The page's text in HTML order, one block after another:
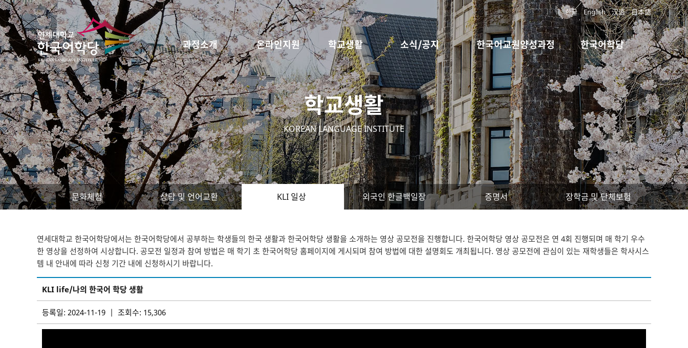
한글 English 汉语 日本語
과정소개 온라인지원 학교생활 소식/공지 한국어교원양성과정 한국어학당
학교생활
KOREAN LANGUAGE INSTITUTE
문화체험 상담 및 언어교환 KLI 일상 외국인 한글백일장 증명서 장학금 및 단체보험
연세대학교 한국어학당에서는 한국어학당에서 공부하는 학생들의 한국 생활과 한국어학당 생활을 소개하는 영상 공모전을 진행합니다. 한국어학당 영상 공모전은 연 4회 진행되며 매 학기 우수
한 영상을 선정하여 시상합니다. 공모전 일정과 참여 방법은 매 학기 초 한국어학당 홈페이지에 게시되며 참여 방법에 대한 설명회도 개최됩니다. 영상 공모전에 관심이 있는 재학생들은 학사시스
템 내 안내에 따라 신청 기간 내에 신청하시기 바랍니다.
KLI life/나의 한국어 학당 생활
등록일: 2024-11-19 | 조회수: 15,306